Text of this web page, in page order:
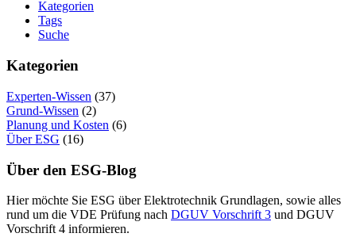
Kategorien
Tags
Suche
Kategorien
Experten-Wissen (37)
Grund-Wissen (2)
Planung und Kosten (6)
Über ESG (16)
Über den ESG-Blog
Hier möchte Sie ESG über Elektrotechnik Grundlagen, sowie alles
rund um die VDE Prüfung nach DGUV Vorschrift 3 und DGUV
Vorschrift 4 informieren.